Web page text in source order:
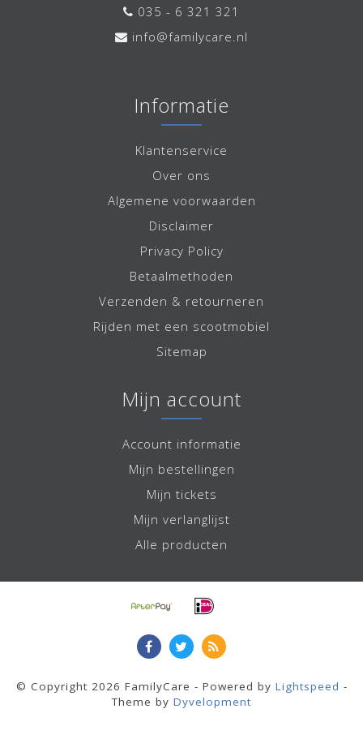
035 - 6 321 321
info@familycare.nl
Informatie
Klantenservice
Over ons
Algemene voorwaarden
Disclaimer
Privacy Policy
Betaalmethoden
Verzenden & retourneren
Rijden met een scootmobiel
Sitemap
Mijn account
Account informatie
Mijn bestellingen
Mijn tickets
Mijn verlanglijst
Alle producten
© Copyright 2026 FamilyCare - Powered by Lightspeed -
Theme by Dyvelopment